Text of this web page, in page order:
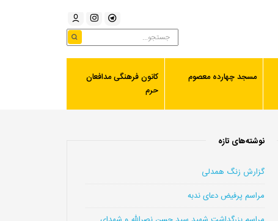
مسجد چهارده معصوم
کانون فرهنگی مدافعان
حرم
نوشته‌های تازه
گزارش زنگ همدلی
مراسم پرفیض دعای ندبه